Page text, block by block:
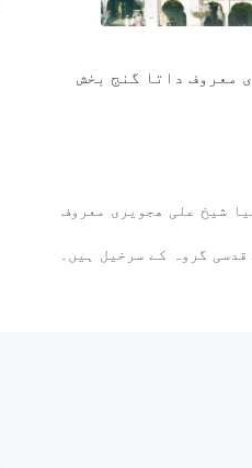
معروف داتا گنج بخش
شیخ علی ھجویری معروف
گروہ کے سرخیل ہیں۔